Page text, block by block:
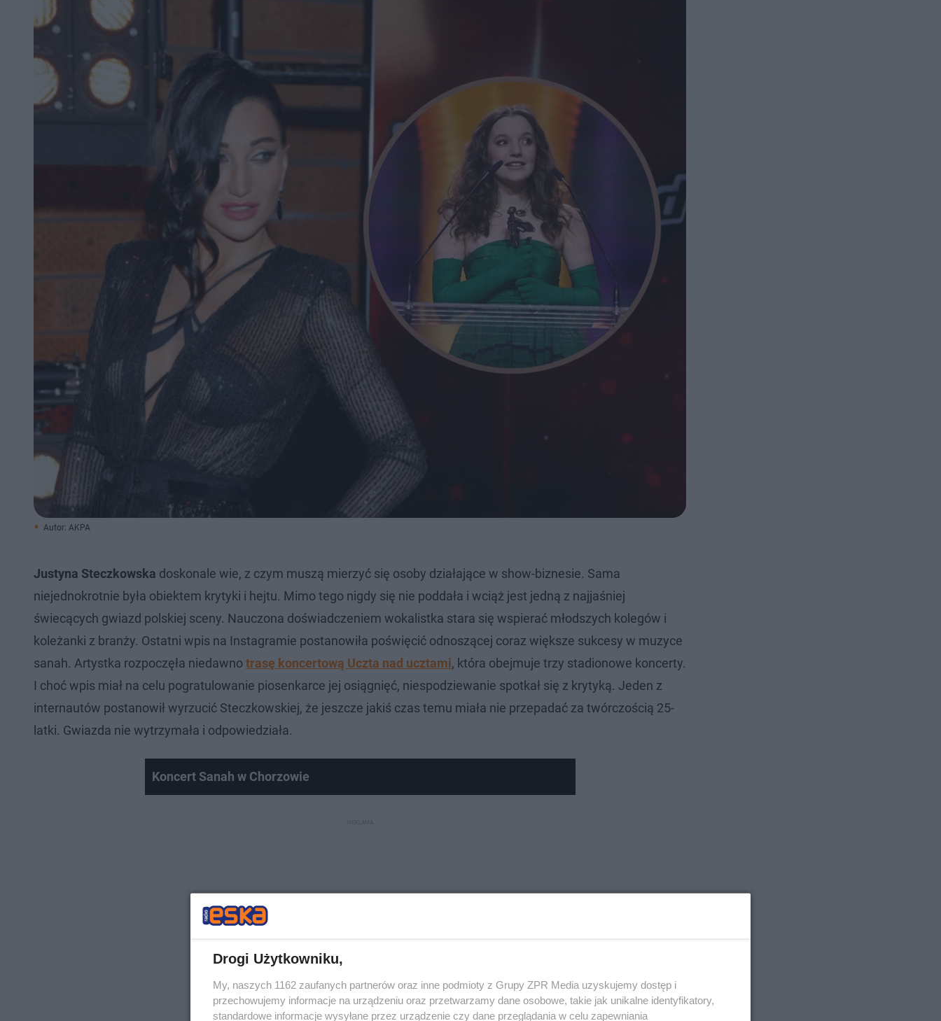
Autor: AKPA
Justyna Steczkowska doskonale wie, z czym muszą mierzyć się osoby działające w show-biznesie. Sama
niejednokrotnie była obiektem krytyki i hejtu. Mimo tego nigdy się nie poddała i wciąż jest jedną z najjaśniej
świecących gwiazd polskiej sceny. Nauczona doświadczeniem wokalistka stara się wspierać młodszych kolegów i
koleżanki z branży. Ostatni wpis na Instagramie postanowiła poświęcić odnoszącej coraz większe sukcesy w muzyce
sanah. Artystka rozpoczęła niedawno trasę koncertową Uczta nad ucztami, która obejmuje trzy stadionowe koncerty.
I choć wpis miał na celu pogratulowanie piosenkarce jej osiągnięć, niespodziewanie spotkał się z krytyką. Jeden z
internautów postanowił wyrzucić Steczkowskiej, że jeszcze jakiś czas temu miała nie przepadać za twórczością 25-
latki. Gwiazda nie wytrzymała i odpowiedziała.
Koncert Sanah w Chorzowie
Drogi Użytkowniku,
My, naszych 1162 zaufanych partnerów oraz inne podmioty z Grupy ZPR Media uzyskujemy dostęp i
przechowujemy informacje na urządzeniu oraz przetwarzamy dane osobowe, takie jak unikalne identyfikatory,
standardowe informacje wysyłane przez urządzenie czy dane przeglądania w celu zapewniania